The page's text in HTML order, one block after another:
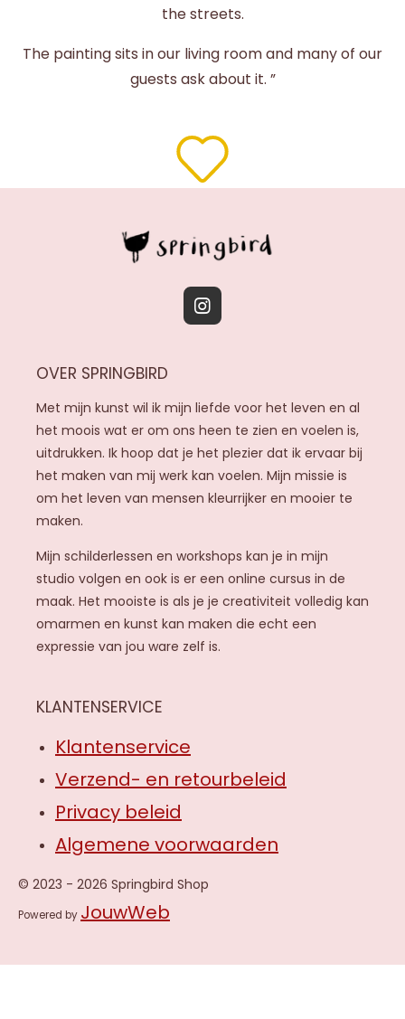
the streets.
The painting sits in our living room and many of our
guests ask about it. ”
I
a
g
r
a
m
OVER SPRINGBIRD
Met mijn kunst wil ik mijn liefde voor het leven en al
het moois wat er om ons heen te zien en voelen is,
uitdrukken. Ik hoop dat je het plezier dat ik ervaar bij
het maken van mij werk kan voelen. Mijn missie is
om het leven van mensen kleurrijker en mooier te
maken.
Mijn schilderlessen en workshops kan je in mijn
studio volgen en ook is er een online cursus in de
maak. Het mooiste is als je je creativiteit volledig kan
omarmen en kunst kan maken die echt een
expressie van jou ware zelf is.
KLANTENSERVICE
Klantenservice
Verzend- en retourbeleid
Privacy beleid
Algemene voorwaarden
© 2023 - 2026 Springbird Shop
Powered by JouwWeb